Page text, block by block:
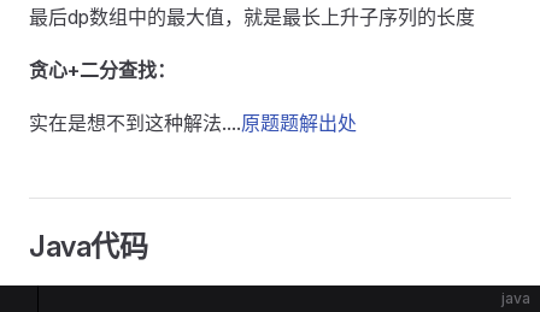
最后dp数组中的最大值，就是最长上升子序列的长度
贪心+二分查找：
实在是想不到这种解法....原题题解出处
Java代码
java